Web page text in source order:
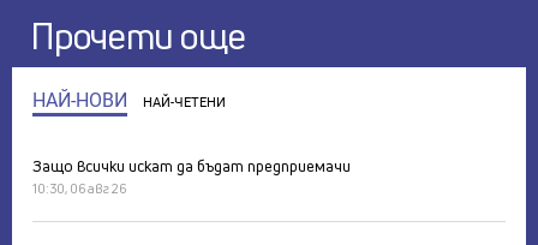
Прочети още
НАЙ-НОВИ НАЙ-ЧЕТЕНИ
Защо всички искат да бъдат предприемачи
10:30, 06 авг 26